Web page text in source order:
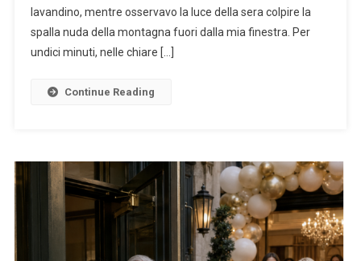
lavandino, mentre osservavo la luce della sera colpire la
spalla nuda della montagna fuori dalla mia finestra. Per
undici minuti, nelle chiare […]
Continue Reading